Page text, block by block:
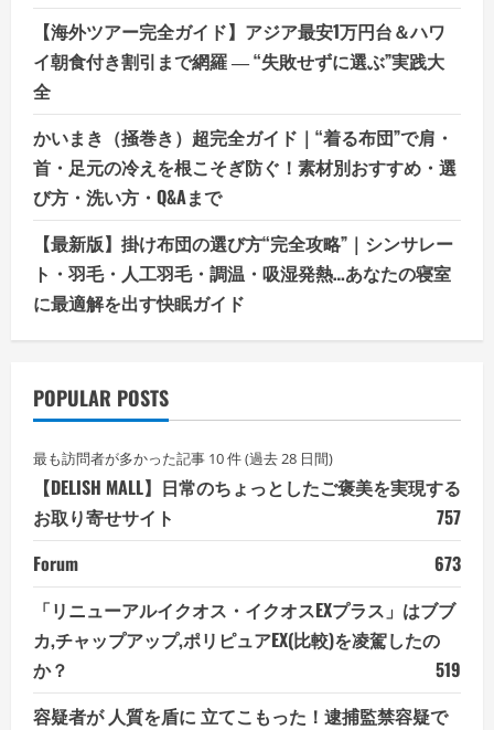
【海外ツアー完全ガイド】アジア最安1万円台＆ハワ
イ朝食付き割引まで網羅 ― “失敗せずに選ぶ”実践大
全
かいまき（掻巻き）超完全ガイド｜“着る布団”で肩・
首・足元の冷えを根こそぎ防ぐ！素材別おすすめ・選
び方・洗い方・Q&Aまで
【最新版】掛け布団の選び方“完全攻略”｜シンサレー
ト・羽毛・人工羽毛・調温・吸湿発熱…あなたの寝室
に最適解を出す快眠ガイド
POPULAR POSTS
最も訪問者が多かった記事 10 件 (過去 28 日間)
【DELISH MALL】日常のちょっとしたご褒美を実現する
お取り寄せサイト
757
Forum
673
「リニューアルイクオス・イクオスEXプラス」はブブ
カ,チャップアップ,ポリピュアEX(比較)を凌駕したの
か？
519
容疑者が 人質を盾に 立てこもった！逮捕監禁容疑で